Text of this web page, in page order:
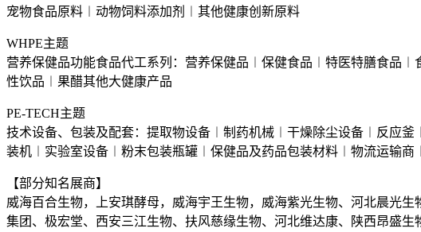
宠物食品原料︱动物饲料添加剂︱其他健康创新原料
WHPE主题
营养保健品功能食品代工系列：营养保健品︱保健食品︱特医特膳食品
性饮品︱果醋其他大健康产品
PE-TECH主题
技术设备、包装及配套：提取物设备︱制药机械︱干燥除尘设备︱反应
装机︱实验室设备︱粉末包装瓶罐︱保健品及药品包装材料︱物流运输
【部分知名展商】
威海百合生物，上安琪酵母，威海宇王生物，威海紫光生物、河北晨光
集团、极宏堂、西安三江生物、扶风慈缘生物、河北维达康、陕西昂盛